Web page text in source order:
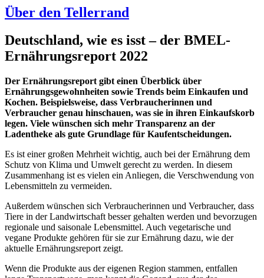
Über den Tellerrand
Deutschland, wie es isst – der BMEL-
Ernährungsreport 2022
Der Ernährungsreport gibt einen Überblick über
Ernährungsgewohnheiten sowie Trends beim Einkaufen und
Kochen. Beispielsweise, dass Verbraucherinnen und
Verbraucher genau hinschauen, was sie in ihren Einkaufskorb
legen. Viele wünschen sich mehr Transparenz an der
Ladentheke als gute Grundlage für Kaufentscheidungen.
Es ist einer großen Mehrheit wichtig, auch bei der Ernährung dem
Schutz von Klima und Umwelt gerecht zu werden. In diesem
Zusammenhang ist es vielen ein Anliegen, die Verschwendung von
Lebensmitteln zu vermeiden.
Außerdem wünschen sich Verbraucherinnen und Verbraucher, dass
Tiere in der Landwirtschaft besser gehalten werden und bevorzugen
regionale und saisonale Lebensmittel. Auch vegetarische und
vegane Produkte gehören für sie zur Ernährung dazu, wie der
aktuelle Ernährungsreport zeigt.
Wenn die Produkte aus der eigenen Region stammen, entfallen